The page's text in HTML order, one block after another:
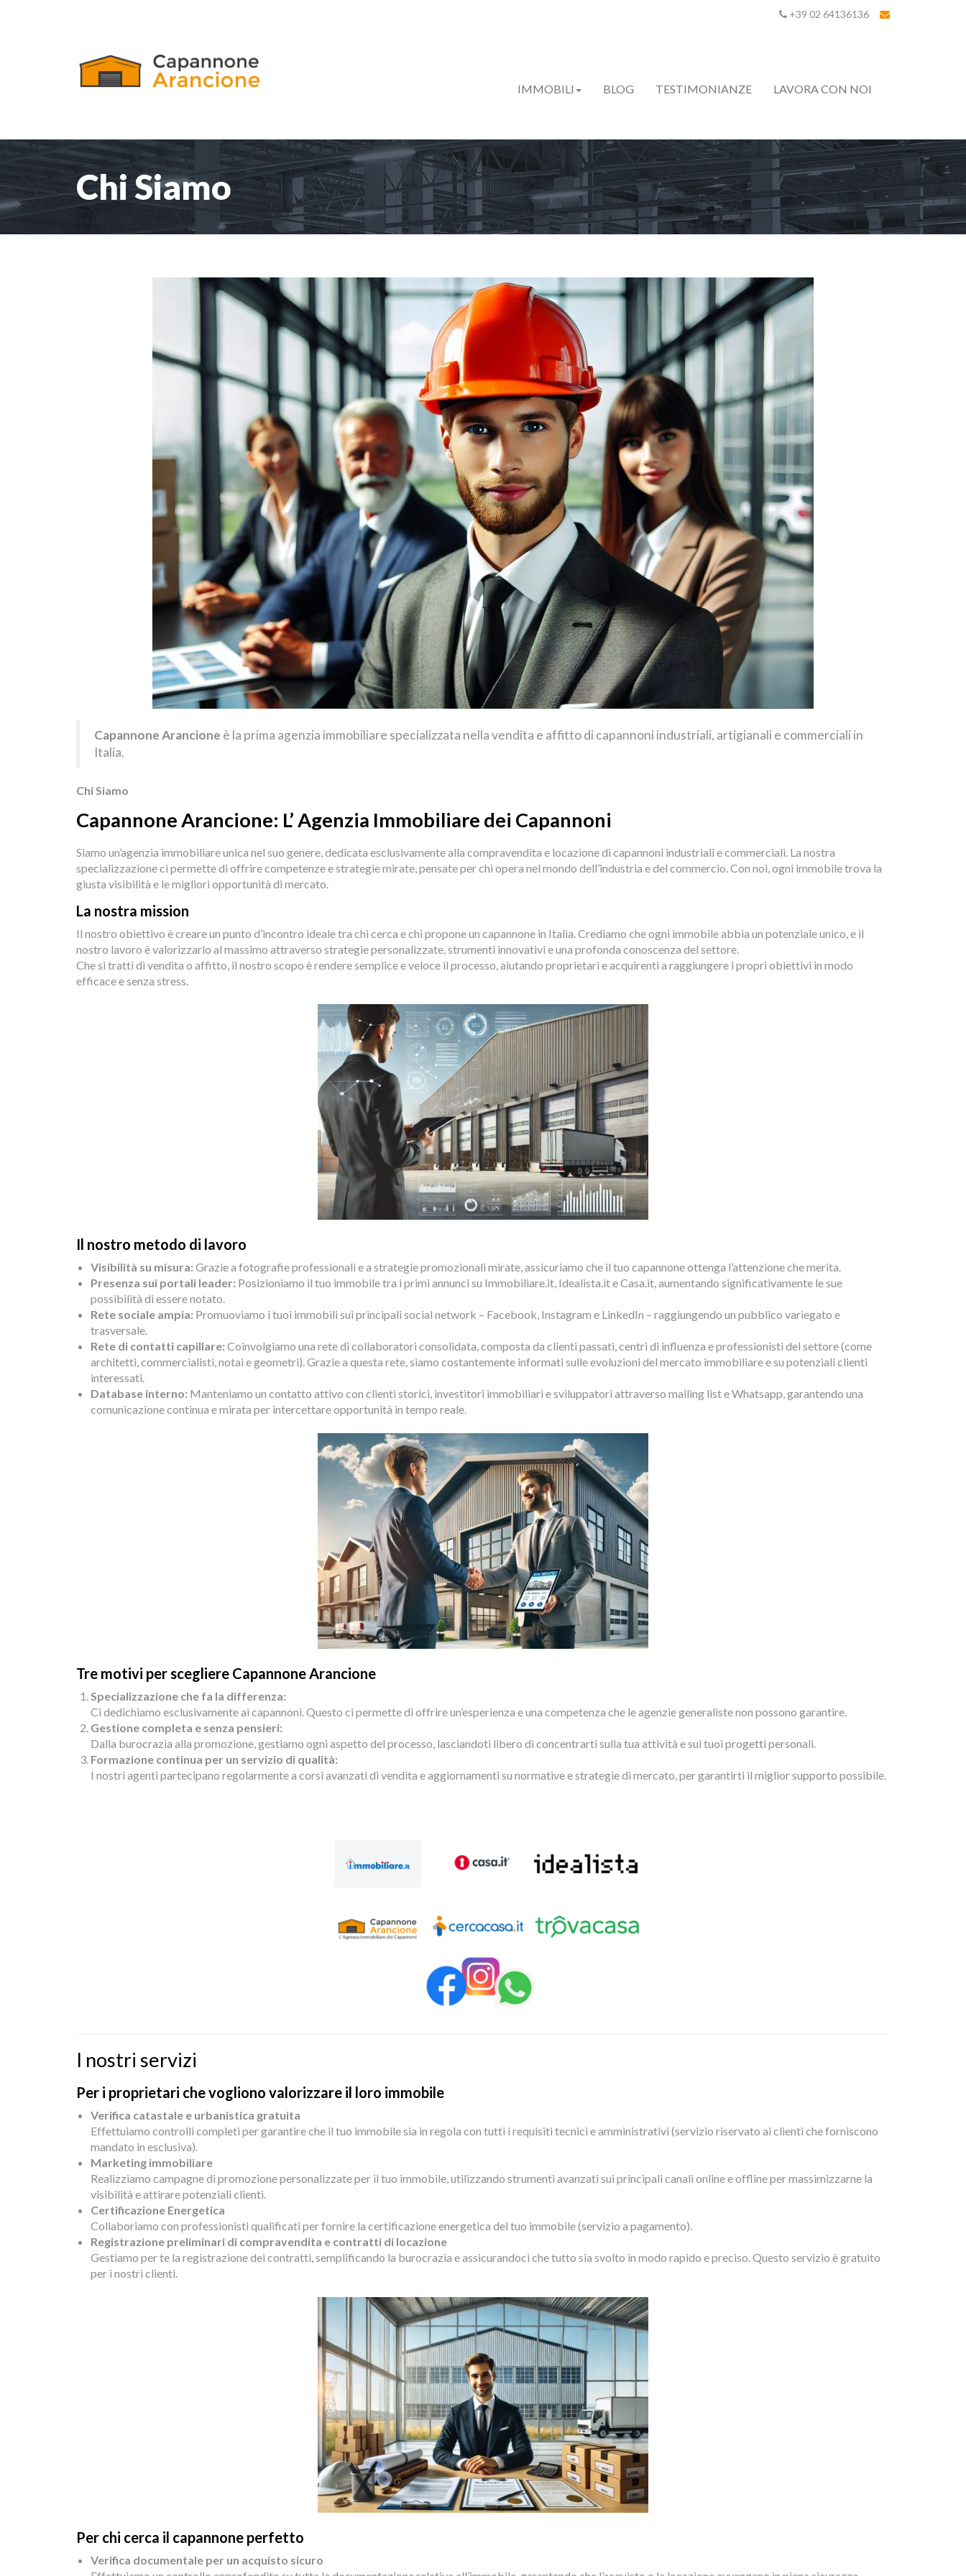
IMMOBILI BLOG TESTIMONIANZE LAVORA CON NOI
+39 02 64136136
Chi Siamo
Capannone Arancione è la prima agenzia immobiliare specializzata nella vendita e affitto di capannoni industriali, artigianali e commerciali in
Italia.
Chi Siamo
Capannone Arancione: L’ Agenzia Immobiliare dei Capannoni
Siamo un’agenzia immobiliare unica nel suo genere, dedicata esclusivamente alla compravendita e locazione di capannoni industriali e commerciali. La nostra
specializzazione ci permette di offrire competenze e strategie mirate, pensate per chi opera nel mondo dell’industria e del commercio. Con noi, ogni immobile trova la
giusta visibilità e le migliori opportunità di mercato.
La nostra mission
Il nostro obiettivo è creare un punto d’incontro ideale tra chi cerca e chi propone un capannone in Italia. Crediamo che ogni immobile abbia un potenziale unico, e il
nostro lavoro è valorizzarlo al massimo attraverso strategie personalizzate, strumenti innovativi e una profonda conoscenza del settore.
Che si tratti di vendita o affitto, il nostro scopo è rendere semplice e veloce il processo, aiutando proprietari e acquirenti a raggiungere i propri obiettivi in modo
efficace e senza stress.
Il nostro metodo di lavoro
Visibilità su misura: Grazie a fotografie professionali e a strategie promozionali mirate, assicuriamo che il tuo capannone ottenga l’attenzione che merita.
Presenza sui portali leader: Posizioniamo il tuo immobile tra i primi annunci su Immobiliare.it, Idealista.it e Casa.it, aumentando significativamente le sue
possibilità di essere notato.
Rete sociale ampia: Promuoviamo i tuoi immobili sui principali social network – Facebook, Instagram e LinkedIn – raggiungendo un pubblico variegato e
trasversale.
Rete di contatti capillare: Coinvolgiamo una rete di collaboratori consolidata, composta da clienti passati, centri di influenza e professionisti del settore (come
architetti, commercialisti, notai e geometri). Grazie a questa rete, siamo costantemente informati sulle evoluzioni del mercato immobiliare e su potenziali clienti
interessati.
Database interno: Manteniamo un contatto attivo con clienti storici, investitori immobiliari e sviluppatori attraverso mailing list e Whatsapp, garantendo una
comunicazione continua e mirata per intercettare opportunità in tempo reale.
Tre motivi per scegliere Capannone Arancione
Specializzazione che fa la differenza:
Ci dedichiamo esclusivamente ai capannoni. Questo ci permette di offrire un’esperienza e una competenza che le agenzie generaliste non possono garantire.
Gestione completa e senza pensieri:
Dalla burocrazia alla promozione, gestiamo ogni aspetto del processo, lasciandoti libero di concentrarti sulla tua attività e sui tuoi progetti personali.
Formazione continua per un servizio di qualità:
I nostri agenti partecipano regolarmente a corsi avanzati di vendita e aggiornamenti su normative e strategie di mercato, per garantirti il miglior supporto possibile.
I nostri servizi
Per i proprietari che vogliono valorizzare il loro immobile
Verifica catastale e urbanistica gratuita
Effettuiamo controlli completi per garantire che il tuo immobile sia in regola con tutti i requisiti tecnici e amministrativi (servizio riservato ai clienti che forniscono
mandato in esclusiva).
Marketing immobiliare
Realizziamo campagne di promozione personalizzate per il tuo immobile, utilizzando strumenti avanzati sui principali canali online e offline per massimizzarne la
visibilità e attirare potenziali clienti.
Certificazione Energetica
Collaboriamo con professionisti qualificati per fornire la certificazione energetica del tuo immobile (servizio a pagamento).
Registrazione preliminari di compravendita e contratti di locazione
Gestiamo per te la registrazione dei contratti, semplificando la burocrazia e assicurandoci che tutto sia svolto in modo rapido e preciso. Questo servizio è gratuito
per i nostri clienti.
Per chi cerca il capannone perfetto
Verifica documentale per un acquisto sicuro